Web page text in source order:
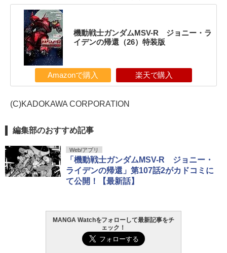
機動戦士ガンダムMSV-R ジョニー・ラ
イデンの帰還（26）特装版
Amazonで購入 楽天で購入
(C)KADOKAWA CORPORATION
編集部のおすすめ記事
Web/アプリ
「機動戦士ガンダムMSV-R ジョニー・
ライデンの帰還」第107話2がカドコミに
て公開！【最新話】
MANGA Watchをフォローして最新記事をチ
ェック！